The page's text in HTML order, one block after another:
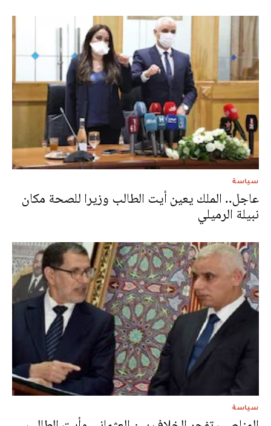
سياسة
عاجل.. الملك يعين أيت الطالب وزيرا للصحة مكان
نبيلة الرميلي
سياسة